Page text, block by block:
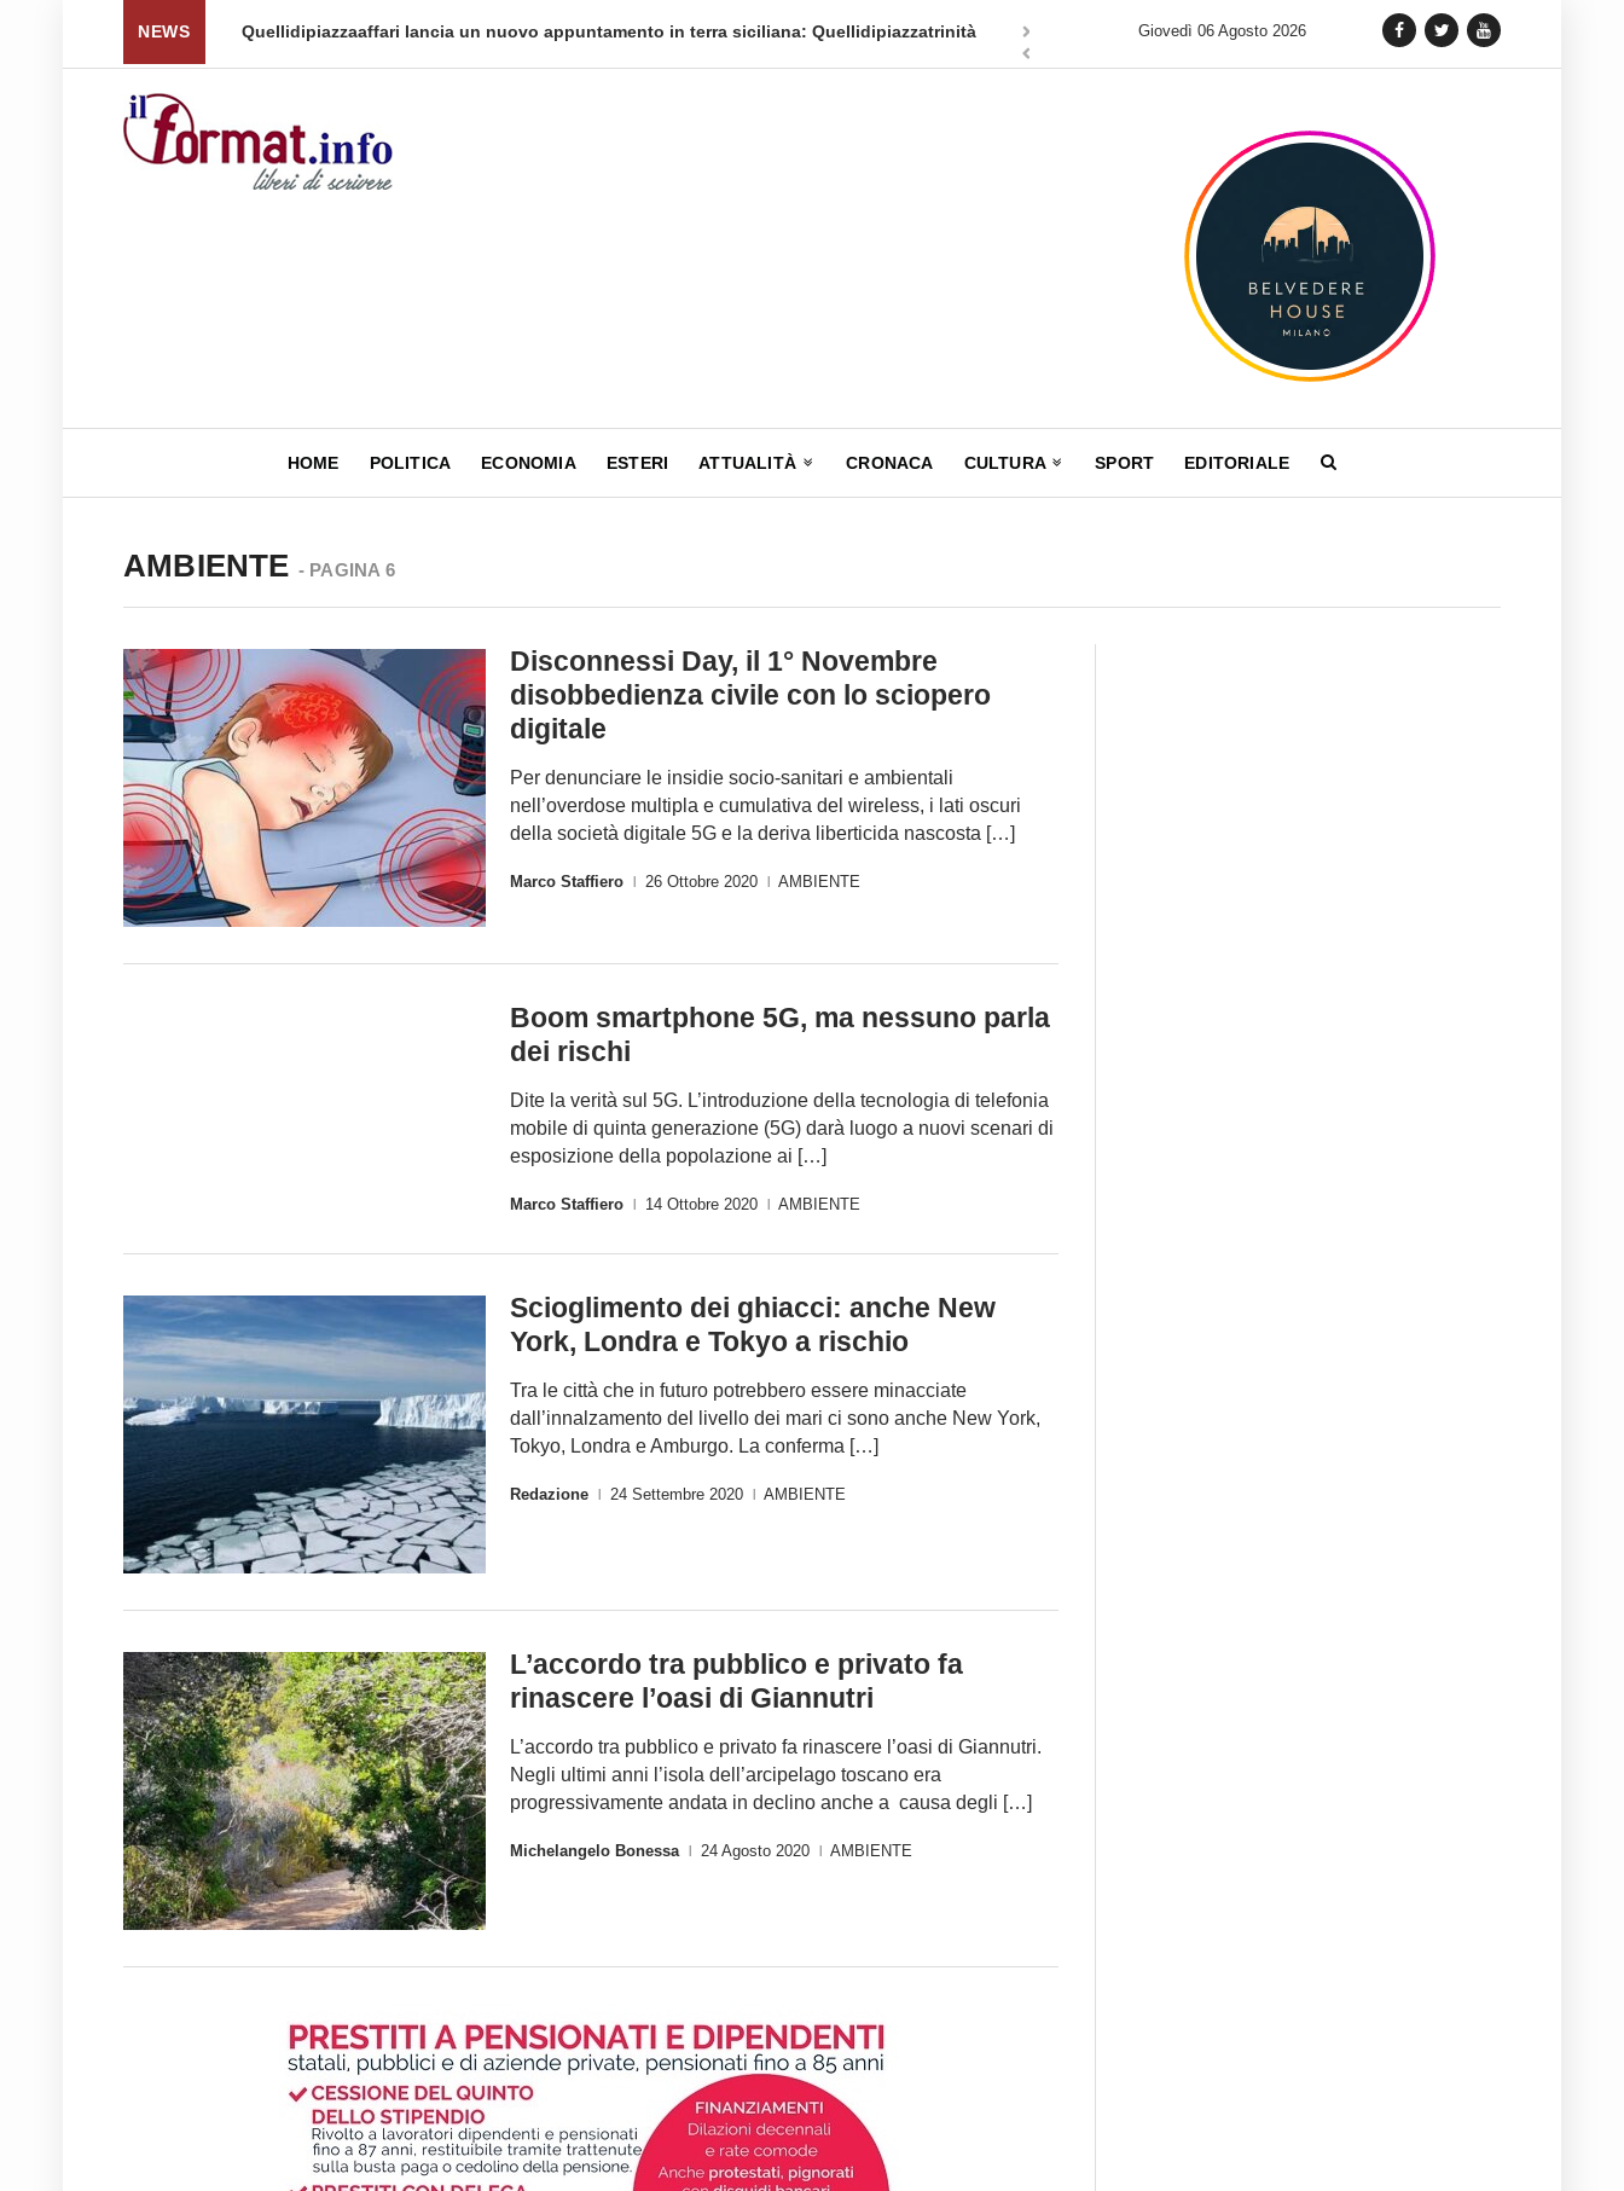
NEWS
per tornare a ... Quellidipiazzaaffari lancia un nuovo appuntamento in terra siciliana: Quellidipiazzatrinità Tag Heuer lancia una variante Limited Edition del Carrera Chronograph in
Giovedì 06 Agosto 2026
HOME POLITICA ECONOMIA ESTERI ATTUALITÀ CRONACA CULTURA SPORT EDITORIALE
AMBIENTE - PAGINA 6
Disconnessi Day, il 1° Novembre
disobbedienza civile con lo sciopero
digitale
Per denunciare le insidie socio-sanitari e ambientali
nell’overdose multipla e cumulativa del wireless, i lati oscuri
della società digitale 5G e la deriva liberticida nascosta […]
Marco Staffiero 26 Ottobre 2020 AMBIENTE
Boom smartphone 5G, ma nessuno parla
dei rischi
Dite la verità sul 5G. L’introduzione della tecnologia di telefonia
mobile di quinta generazione (5G) darà luogo a nuovi scenari di
esposizione della popolazione ai […]
Marco Staffiero 14 Ottobre 2020 AMBIENTE
Scioglimento dei ghiacci: anche New
York, Londra e Tokyo a rischio
Tra le città che in futuro potrebbero essere minacciate
dall’innalzamento del livello dei mari ci sono anche New York,
Tokyo, Londra e Amburgo. La conferma […]
Redazione 24 Settembre 2020 AMBIENTE
L’accordo tra pubblico e privato fa
rinascere l’oasi di Giannutri
L’accordo tra pubblico e privato fa rinascere l’oasi di Giannutri.
Negli ultimi anni l’isola dell’arcipelago toscano era
progressivamente andata in declino anche a causa degli […]
Michelangelo Bonessa 24 Agosto 2020 AMBIENTE